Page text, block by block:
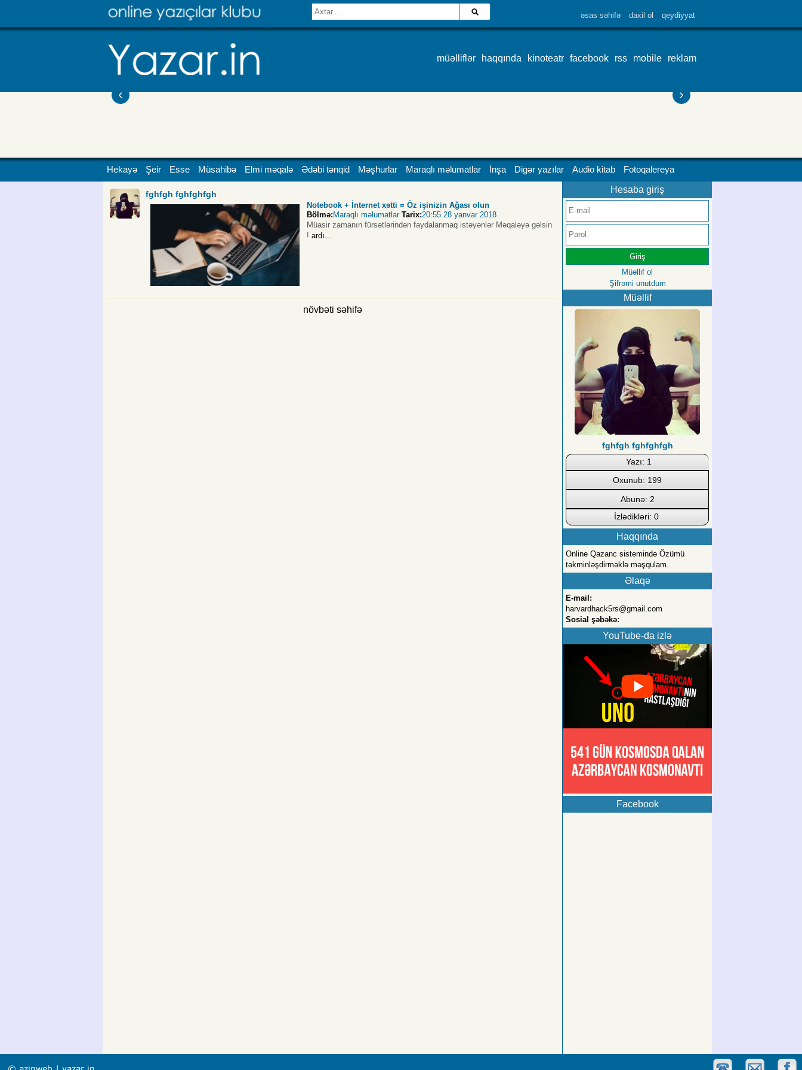
əsas səhifə daxil ol qeydiyyat
müəlliflər haqqında kinoteatr facebook rss mobile reklam
‹ ›
Hekayə Şeir Esse Müsahibə Elmi məqalə Ədəbi tənqid Məşhurlar Maraqlı məlumatlar İnşa Digər yazılar Audio kitab Fotoqalereya
fghfgh fghfghfgh
Notebook + İnternet xətti = Öz işinizin Ağası olun
Bölmə:Maraqlı məlumatlar Tarix:20:55 28 yanvar 2018
Müasir zamanın fürsətlərindən faydalanmaq istəyənlər Məqaləyə gəlsin
! ardı...
növbəti səhifə
Hesaba giriş
Müəllif ol
Şifrəmi unutdum
Müəllif
fghfgh fghfghfgh
Yazı: 1
Oxunub: 199
Abunə: 2
İzlədikləri: 0
Haqqında
Online Qazanc sistemində Özümü
təkminləşdirməklə məşqulam.
Əlaqə
E-mail:
harvardhack5rs@gmail.com
Sosial şəbəkə:
YouTube-da izlə
Facebook